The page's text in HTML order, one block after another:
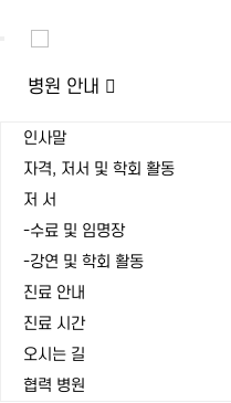
Toggle
병원 안내
인사말
자격, 저서 및 학회 활동
저 서
-수료 및 임명장
-강연 및 학회 활동
진료 안내
진료 시간
오시는 길
협력 병원